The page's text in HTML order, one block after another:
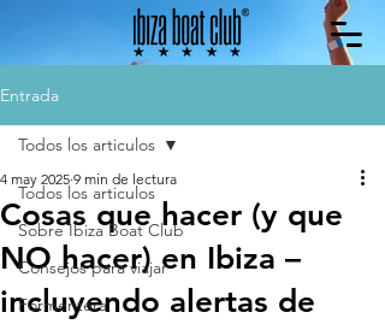
Entrada
Todos los articulos
Sobre Ibiza Boat Club
Consejos para viajar
Formentera
Todos los articulos
Cosas que hacer (y que
NO hacer) en Ibiza –
incluyendo alertas de
4 may 2025 9 min de lectura